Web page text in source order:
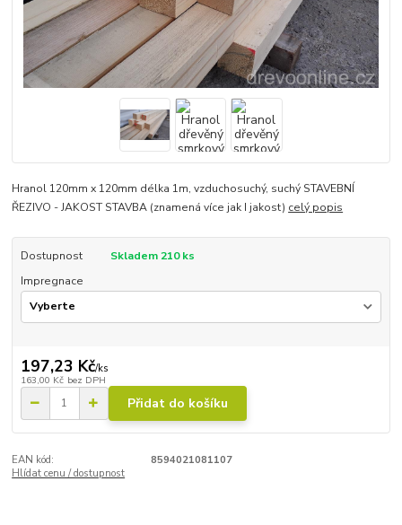
Hranol 120mm x 120mm délka 1m, vzduchosuchý, suchý STAVEBNÍ
ŘEZIVO - JAKOST STAVBA (znamená více jak I jakost) celý popis
Dostupnost
Skladem 210 ks
Impregnace
197,23 Kč/ks
163,00 Kč bez DPH
Přidat do košíku
EAN kód:
8594021081107
Hlídat cenu / dostupnost